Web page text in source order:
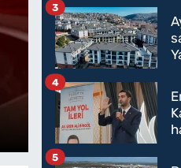
Türkiye’nin
3
4
5